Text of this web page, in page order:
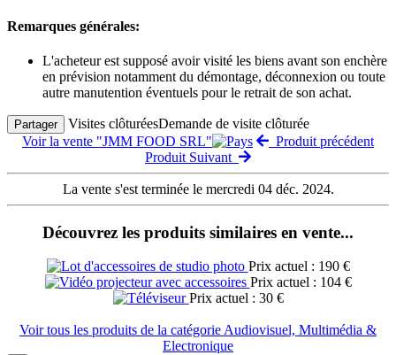
Remarques générales:
L'acheteur est supposé avoir visité les biens avant son enchère
en prévision notamment du démontage, déconnexion ou toute
autre manutention éventuels pour le retrait de son achat.
Partager Visites clôturéesDemande de visite clôturée
Voir la vente "JMM FOOD SRL"
Produit précédent
Produit Suivant
La vente s'est terminée le mercredi 04 déc. 2024.
Découvrez les produits similaires en vente...
Prix actuel : 190 €
Prix actuel : 104 €
Prix actuel : 30 €
Voir tous les produits de la catégorie Audiovisuel, Multimédia &
Electronique